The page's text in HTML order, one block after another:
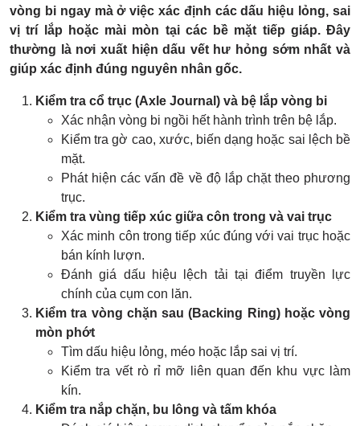
vòng bi ngay mà ở việc xác định các dấu hiệu lỏng, sai
vị trí lắp hoặc mài mòn tại các bề mặt tiếp giáp. Đây
thường là nơi xuất hiện dấu vết hư hỏng sớm nhất và
giúp xác định đúng nguyên nhân gốc.
Kiểm tra cổ trục (Axle Journal) và bệ lắp vòng bi
Xác nhận vòng bi ngồi hết hành trình trên bệ lắp.
Kiểm tra gờ cao, xước, biến dạng hoặc sai lệch bề
mặt.
Phát hiện các vấn đề về độ lắp chặt theo phương
trục.
Kiểm tra vùng tiếp xúc giữa côn trong và vai trục
Xác minh côn trong tiếp xúc đúng với vai trục hoặc
bán kính lượn.
Đánh giá dấu hiệu lệch tải tại điểm truyền lực
chính của cụm con lăn.
Kiểm tra vòng chặn sau (Backing Ring) hoặc vòng
mòn phớt
Tìm dấu hiệu lỏng, méo hoặc lắp sai vị trí.
Kiểm tra vết rò rỉ mỡ liên quan đến khu vực làm
kín.
Kiểm tra nắp chặn, bu lông và tấm khóa